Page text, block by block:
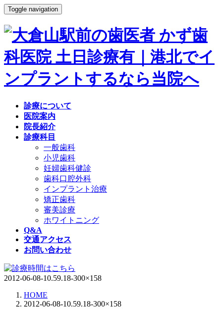
Toggle navigation
診療について
医院案内
院長紹介
診療科目
一般歯科
小児歯科
妊婦歯科健診
歯科口腔外科
インプラント治療
矯正歯科
審美診療
ホワイトニング
Q&A
交通アクセス
お問い合わせ
2012-06-08-10.59.18-300×158
HOME
2012-06-08-10.59.18-300×158